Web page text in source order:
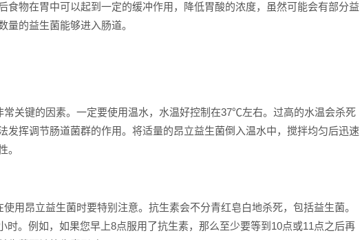
食物在胃中可以起到一定的缓冲作用，降低胃酸的浓度，虽然可能会有部分益
量的益生菌能够进入肠道。
常关键的因素。一定要使用温水，水温好控制在37℃左右。过高的水温会杀死
发挥调节肠道菌群的作用。将适量的昂立益生菌倒入温水中，搅拌均匀后迅速
。
用昂立益生菌时要特别注意。抗生素会不分青红皂白地杀死，包括益生菌。
时。例如，如果您早上8点服用了抗生素，那么至少要等到10点或11点之后再